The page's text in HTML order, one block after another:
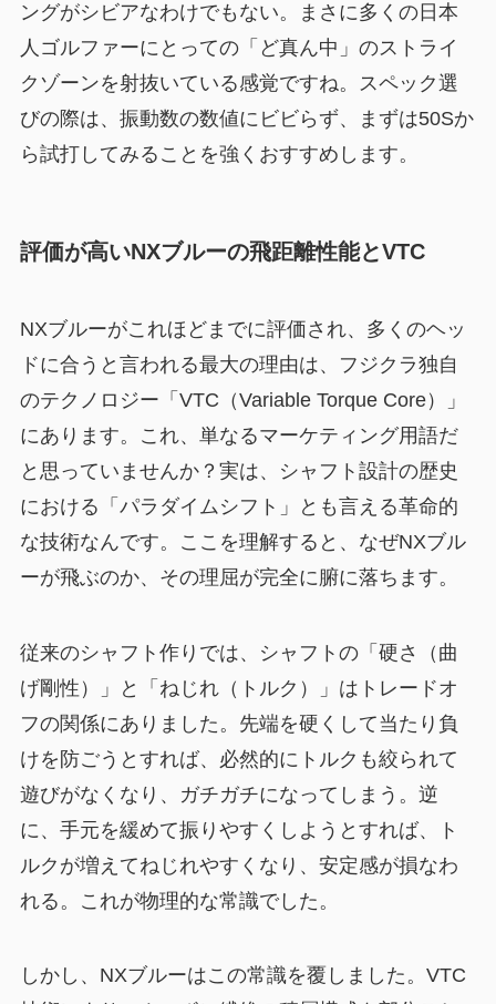
ングがシビアなわけでもない。まさに多くの日本
人ゴルファーにとっての「ど真ん中」のストライ
クゾーンを射抜いている感覚ですね。スペック選
びの際は、振動数の数値にビビらず、まずは50Sか
ら試打してみることを強くおすすめします。
評価が高いNXブルーの飛距離性能とVTC
NXブルーがこれほどまでに評価され、多くのヘッ
ドに合うと言われる最大の理由は、フジクラ独自
のテクノロジー「VTC（Variable Torque Core）」
にあります。これ、単なるマーケティング用語だ
と思っていませんか？実は、シャフト設計の歴史
における「パラダイムシフト」とも言える革命的
な技術なんです。ここを理解すると、なぜNXブル
ーが飛ぶのか、その理屈が完全に腑に落ちます。
従来のシャフト作りでは、シャフトの「硬さ（曲
げ剛性）」と「ねじれ（トルク）」はトレードオ
フの関係にありました。先端を硬くして当たり負
けを防ごうとすれば、必然的にトルクも絞られて
遊びがなくなり、ガチガチになってしまう。逆
に、手元を緩めて振りやすくしようとすれば、ト
ルクが増えてねじれやすくなり、安定感が損なわ
れる。これが物理的な常識でした。
しかし、NXブルーはこの常識を覆しました。VTC